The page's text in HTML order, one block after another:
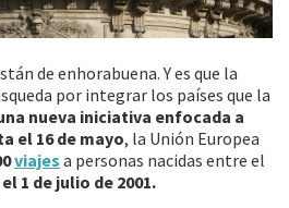
de enhorabuena. Y es que la
por integrar los países que la
nueva iniciativa enfocada a
el 16 de mayo, la Unión Europea
viajes a personas nacidas entre el
1 de julio de 2001.